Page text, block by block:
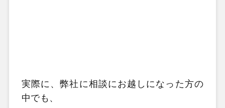
実際に、弊社に相談にお越しになった方の
中でも、